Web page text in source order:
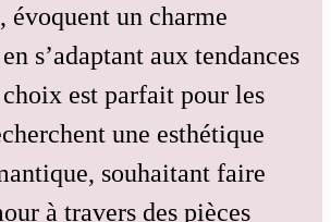
évoquent un charme
s’adaptant aux tendances
est parfait pour les
une esthétique
souhaitant faire
à travers des pièces